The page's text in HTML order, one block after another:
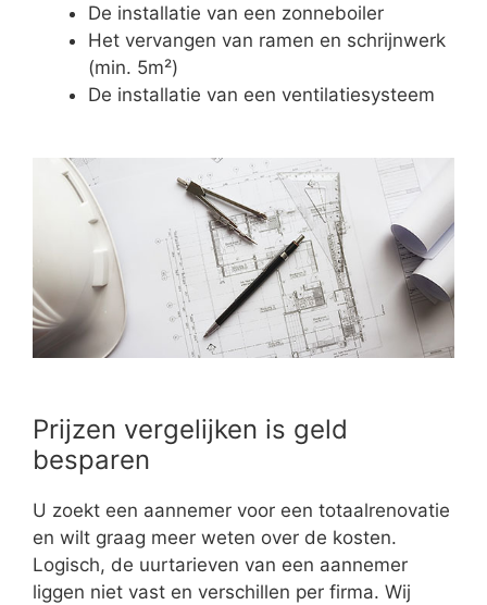
De installatie van een zonneboiler
Het vervangen van ramen en schrijnwerk
(min. 5m²)
De installatie van een ventilatiesysteem
Prijzen vergelijken is geld
besparen
U zoekt een aannemer voor een totaalrenovatie
en wilt graag meer weten over de kosten.
Logisch, de uurtarieven van een aannemer
liggen niet vast en verschillen per firma. Wij